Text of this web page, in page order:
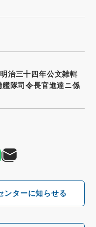
ンターに知らせる
治三十四年公文雑輯
隊司令長官進達ニ係